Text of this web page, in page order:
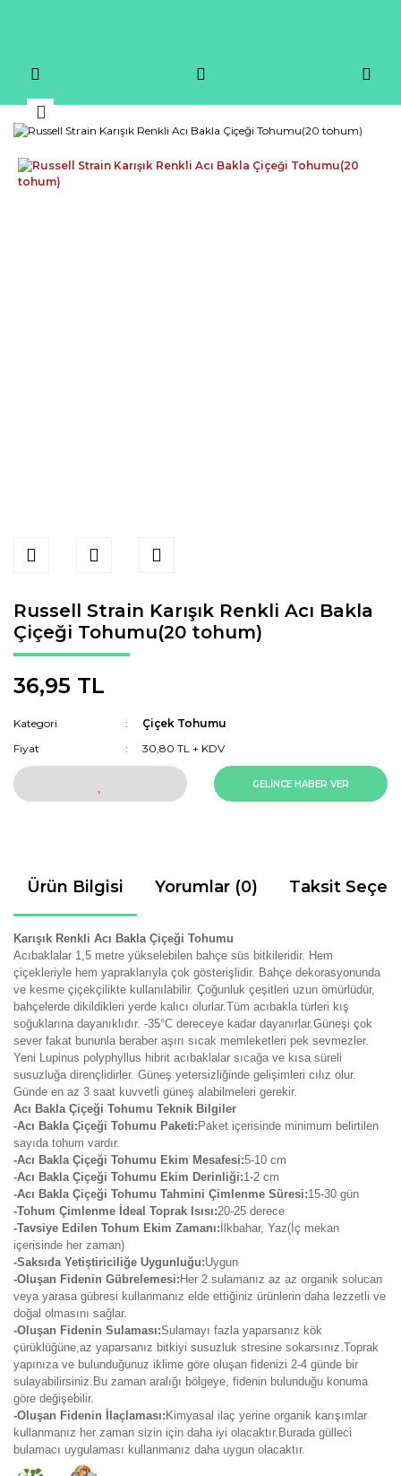
Russell Strain Karışık Renkli Acı Bakla
Çiçeği Tohumu(20 tohum)
36,95 TL
Kategori
Çiçek Tohumu
Fiyat
30,80 TL + KDV
GELİNCE HABER VER
Ürün Bilgisi Yorumlar (0) Taksit
Karışık Renkli Acı Bakla Çiçeği Tohumu
Acıbaklalar 1,5 metre yükselebilen bahçe süs bitkileridir. Hem
çiçekleriyle hem yapraklarıyla çok gösterişlidir. Bahçe dekorasyonunda
ve kesme çiçekçilikte kullanılabilir. Çoğunluk çeşitleri uzun ömürlüdür,
bahçelerde dikildikleri yerde kalıcı olurlar.Tüm acıbakla türleri kış
soğuklarına dayanıklıdır. -35°C dereceye kadar dayanırlar.Güneşi çok
sever fakat bununla beraber aşırı sıcak memleketleri pek sevmezler.
Yeni Lupinus polyphyllus hibrit acıbaklalar sıcağa ve kısa süreli
susuzluğa dirençlidirler. Güneş yetersizliğinde gelişimleri cılız olur.
Günde en az 3 saat kuvvetli güneş alabilmeleri gerekir.
Acı Bakla Çiçeği Tohumu Teknik Bilgiler
-Acı Bakla Çiçeği Tohumu Paketi: Paket içerisinde minimum belirtilen
sayıda tohum vardır.
-Acı Bakla Çiçeği Tohumu Ekim Mesafesi:5-10 cm
-Acı Bakla Çiçeği Tohumu Ekim Derinliği:1-2 cm
-Acı Bakla Çiçeği Tohumu Tahmini Çimlenme Süresi:15-30 gün
-Tohum Çimlenme İdeal Toprak Isısı:20-25 derece
-Tavsiye Edilen Tohum Ekim Zamanı: İlkbahar, Yaz(İç mekan
içerisinde her zaman)
-Saksıda Yetiştiriciliğe Uygunluğu:Uygun
-Oluşan Fidenin Gübrelemesi: Her 2.sulamanız az az organik solucan
veya yarasa gübresi kullanmanız elde ettiğiniz ürünlerin daha lezzetli ve
doğal olmasını sağlar.
-Oluşan Fidenin Sulaması:Sulamayı fazla yaparsanız kök
çürüklüğüne,az yaparsanız bitkiyi susuzluk stresine sokarsınız.Toprak
yapınıza ve bulunduğunuz iklime göre oluşan fidenizi 2-4 günde bir
sulayabilirsiniz.Bu zaman aralığı bölgeye, fidenin bulunduğu konuma
göre değişebilir.
-Oluşan Fidenin İlaçlaması: Kimyasal ilaç yerine organik karışımlar
kullanmanız her zaman sizin için daha iyi olacaktır.Burada gülleci
bulamacı uygulaması kullanmanız daha uygun olacaktır.